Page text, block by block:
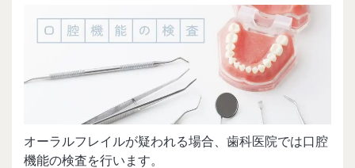
オーラルフレイルが疑われる場合、歯科医院では口腔
機能の検査を行います。